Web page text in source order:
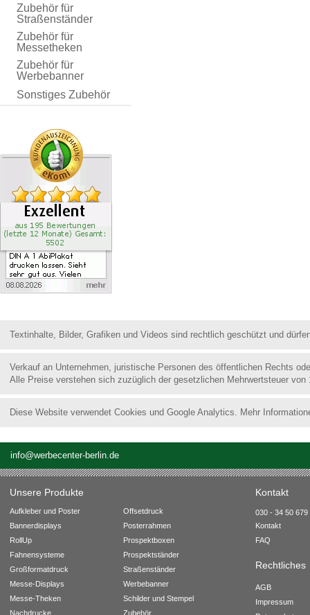
Zubehör für
Straßenständer
Zubehör für
Messetheken
Zubehör für
Werbebanner
Sonstiges Zubehör
Textinhalte, Bilder, Grafiken und Videos sind rechtlich geschützt und
Verkauf an Unternehmen, juristische Personen des öffentlichen Rechts
Alle Preise verstehen sich zuzüglich der gesetzlichen Mehrwertsteuer von
Diese Website verwendet Cookies und Google Analytics. Mehr
info@werbecenter-berlin.de
Unsere Produkte Kontakt
Aufkleber und Poster
Bannerdisplays
RollUp
Fahnensysteme
Großformatdruck
Messe-Displays
Messe-Theken
Nachdrucke
Offsetdruck
Posterrahmen
Prospektboxen
Prospektständer
Straßenständer
Werbebanner
Schilder und Stempel
Zubehör
030 - 34 50 679
Kontakt
FAQ
Rechtliches
AGB
Impressum